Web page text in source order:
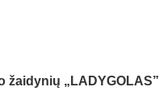
žaidynių „LADYGOLAS”